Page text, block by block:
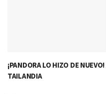
¡PANDORA LO HIZO DE
TAILANDIA